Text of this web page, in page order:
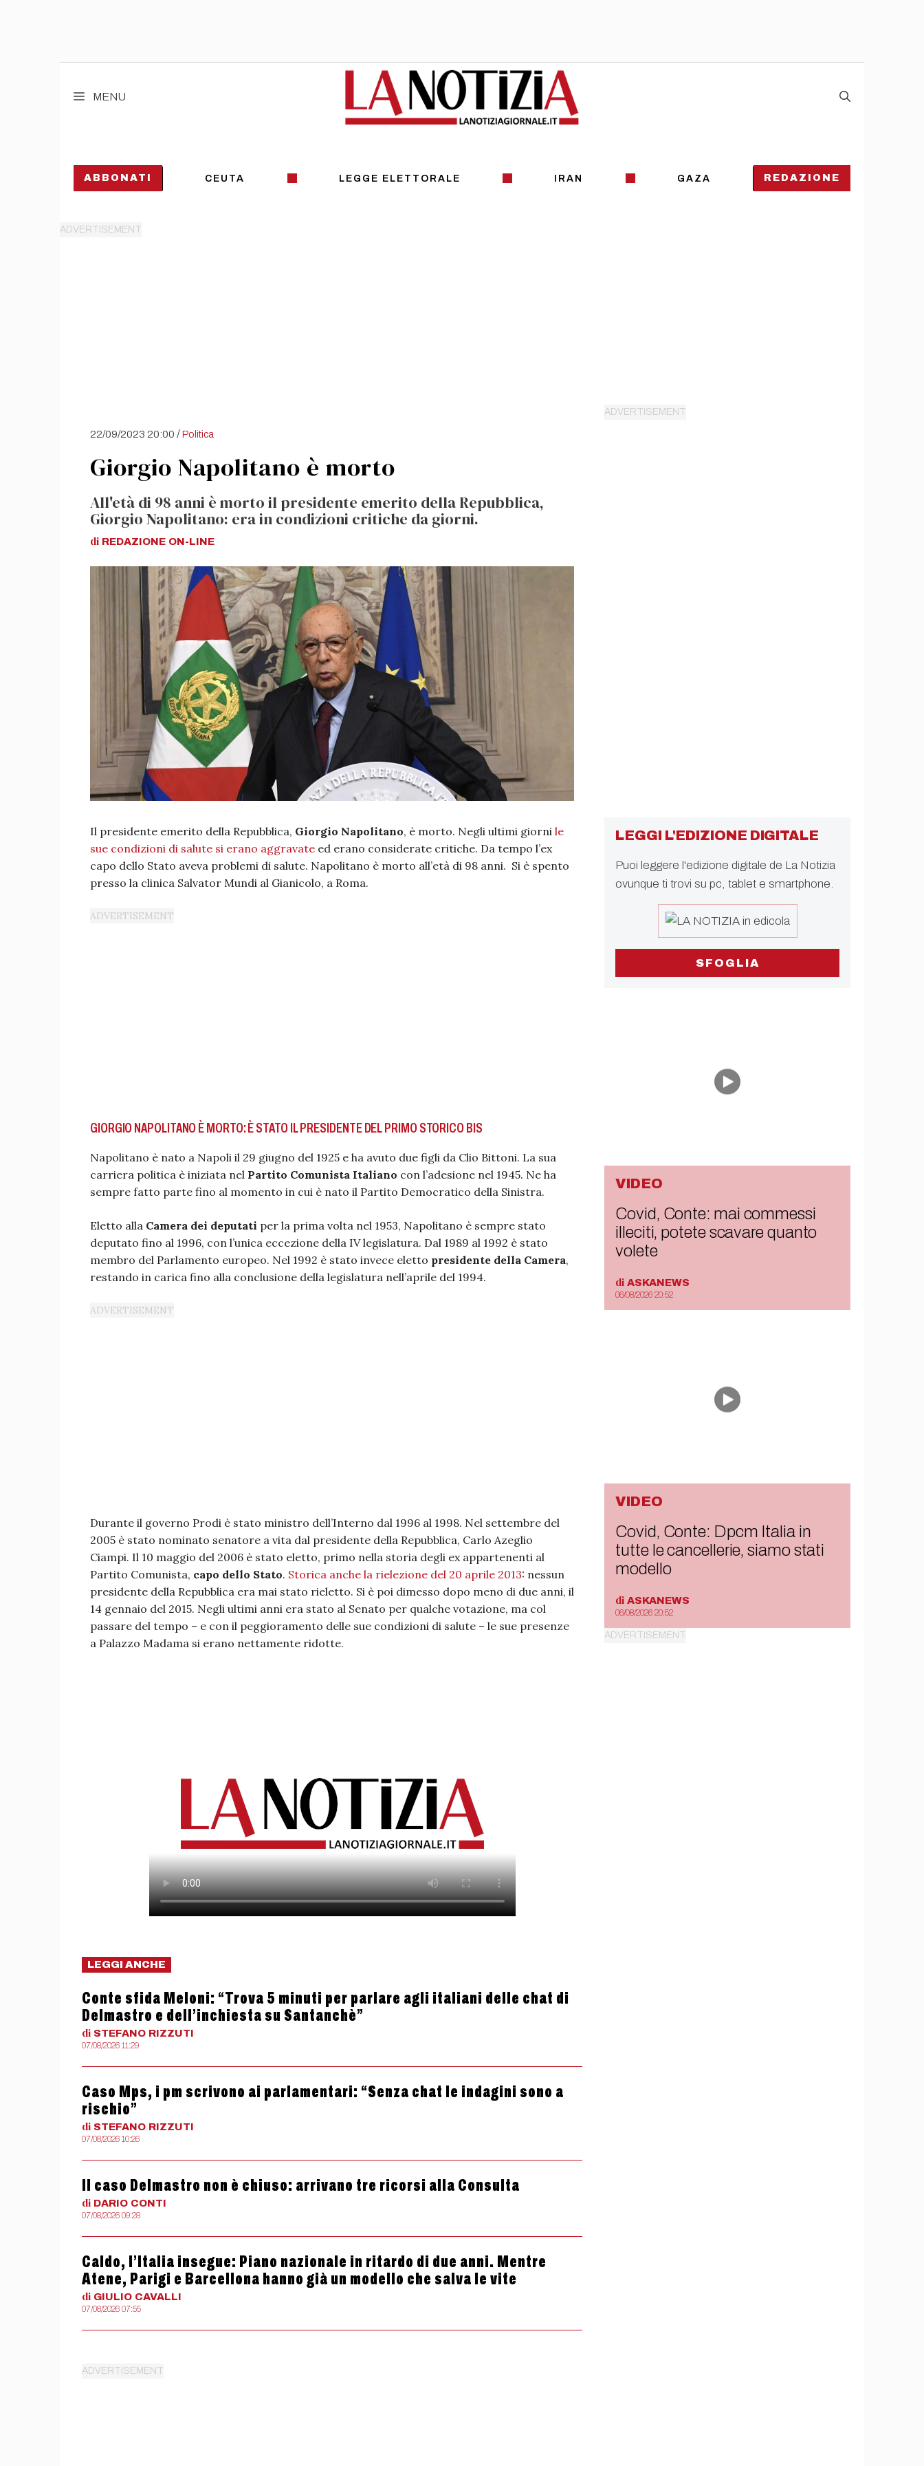
MENU
ABBONATI CEUTA LEGGE ELETTORALE IRAN GAZA REDAZIONE
22/09/2023 20:00 /Politica
Giorgio Napolitano è morto
All'età di 98 anni è morto il presidente emerito della Repubblica,
Giorgio Napolitano: era in condizioni critiche da giorni.
di REDAZIONE ON-LINE
Il presidente emerito della Repubblica, Giorgio Napolitano, è morto. Negli ultimi giorni le
sue condizioni di salute si erano aggravate ed erano considerate critiche. Da tempo l’ex
capo dello Stato aveva problemi di salute. Napolitano è morto all’età di 98 anni. Si è spento
presso la clinica Salvator Mundi al Gianicolo, a Roma.
GIORGIO NAPOLITANO È MORTO: È STATO IL PRESIDENTE DEL PRIMO STORICO BIS
Napolitano è nato a Napoli il 29 giugno del 1925 e ha avuto due figli da Clio Bittoni. La sua
carriera politica è iniziata nel Partito Comunista Italiano con l’adesione nel 1945. Ne ha
sempre fatto parte fino al momento in cui è nato il Partito Democratico della Sinistra.
Eletto alla Camera dei deputati per la prima volta nel 1953, Napolitano è sempre stato
deputato fino al 1996, con l’unica eccezione della IV legislatura. Dal 1989 al 1992 è stato
membro del Parlamento europeo. Nel 1992 è stato invece eletto presidente della Camera,
restando in carica fino alla conclusione della legislatura nell’aprile del 1994.
Durante il governo Prodi è stato ministro dell’Interno dal 1996 al 1998. Nel settembre del
2005 è stato nominato senatore a vita dal presidente della Repubblica, Carlo Azeglio
Ciampi. Il 10 maggio del 2006 è stato eletto, primo nella storia degli ex appartenenti al
Partito Comunista, capo dello Stato. Storica anche la rielezione del 20 aprile 2013: nessun
presidente della Repubblica era mai stato rieletto. Si è poi dimesso dopo meno di due anni, il
14 gennaio del 2015. Negli ultimi anni era stato al Senato per qualche votazione, ma col
passare del tempo – e con il peggioramento delle sue condizioni di salute – le sue presenze
a Palazzo Madama si erano nettamente ridotte.
LEGGI ANCHE
Conte sfida Meloni: “Trova 5 minuti per parlare agli italiani delle chat di
Delmastro e dell’inchiesta su Santanchè”
di STEFANO RIZZUTI
07/08/2026 11:29
Caso Mps, i pm scrivono ai parlamentari: “Senza chat le indagini sono a
rischio”
di STEFANO RIZZUTI
07/08/2026 10:26
Il caso Delmastro non è chiuso: arrivano tre ricorsi alla Consulta
di DARIO CONTI
07/08/2026 09:28
Caldo, l’Italia insegue: Piano nazionale in ritardo di due anni. Mentre
Atene, Parigi e Barcellona hanno già un modello che salva le vite
di GIULIO CAVALLI
07/08/2026 07:55
LEGGI L'EDIZIONE DIGITALE
Puoi leggere l'edizione digitale de La Notizia
ovunque ti trovi su pc, tablet e smartphone.
SFOGLIA
VIDEO
Covid, Conte: mai commessi
illeciti, potete scavare quanto
volete
di ASKANEWS
06/08/2026 20:52
VIDEO
Covid, Conte: Dpcm Italia in
tutte le cancellerie, siamo stati
modello
di ASKANEWS
06/08/2026 20:52